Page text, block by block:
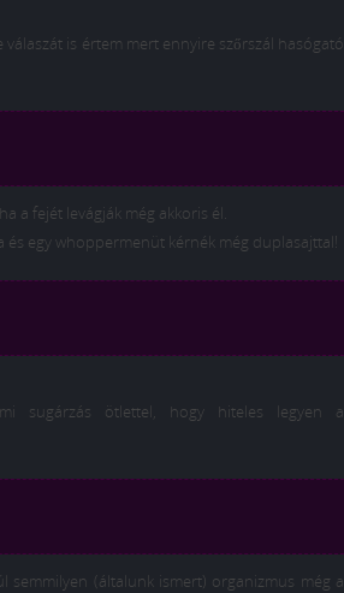
is értem mert ennyire szőrszál hasógató
a fejét levágják még akkoris él.
és egy whoppermenüt kérnék még duplasajttal!
sugárzás ötlettel, hogy hiteles legyen a
(általunk ismert) organizmus még a